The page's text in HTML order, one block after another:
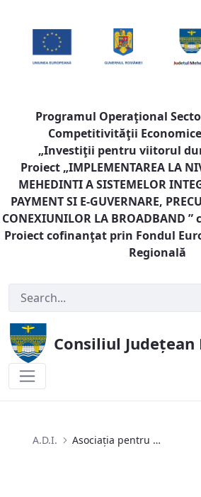
Programul Operaţional
Competitivităţii
„Investiţii pentru viitorul
Proiect „IMPLEMENTAREA LA
MEHEDINTI A SISTEMELOR
PAYMENT SI E-GUVERNARE,
CONEXIUNILOR LA BROADBAND ”
Proiect cofinanţat prin Fondul
Regională
Consiliul
A.D.I. Asociația pentru Managementul Serviciilor de Apă și de Canalizare Mehedinți